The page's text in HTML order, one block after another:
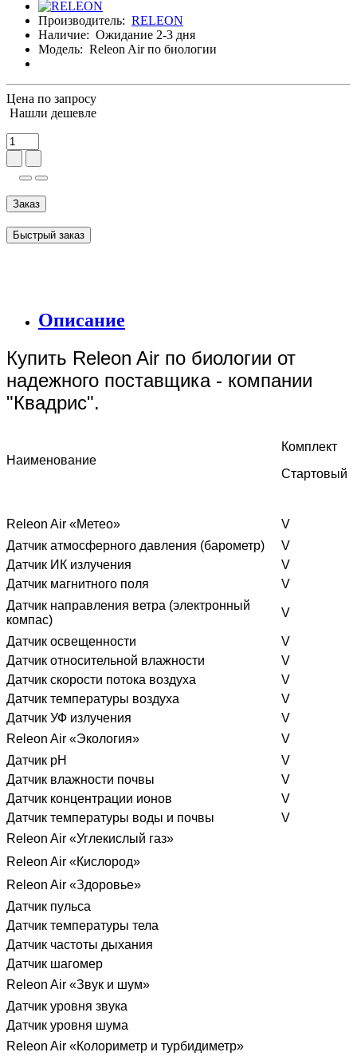
Производитель: RELEON
Наличие: Ожидание 2-3 дня
Модель: Releon Air по биологии
Цена по запросу
Нашли дешевле
Заказ
Быстрый заказ
Описание
Купить Releon Air по биологии от
надежного поставщика - компании
"Квадрис".
Наименование
Комплект
Стартовый
Releon Air «Метео»
V
Датчик атмосферного давления (барометр)
V
Датчик ИК излучения
V
Датчик магнитного поля
V
Датчик направления ветра (электронный
компас)
V
Датчик освещенности
V
Датчик относительной влажности
V
Датчик скорости потока воздуха
V
Датчик температуры воздуха
V
Датчик УФ излучения
V
Releon Air «Экология»
V
Датчик pH
V
Датчик влажности почвы
V
Датчик концентрации ионов
V
Датчик температуры воды и почвы
V
Releon Air «Углекислый газ»
Releon Air «Кислород»
Releon Air «Здоровье»
Датчик пульса
Датчик температуры тела
Датчик частоты дыхания
Датчик шагомер
Releon Air «Звук и шум»
Датчик уровня звука
Датчик уровня шума
Releon Air «Колориметр и турбидиметр»